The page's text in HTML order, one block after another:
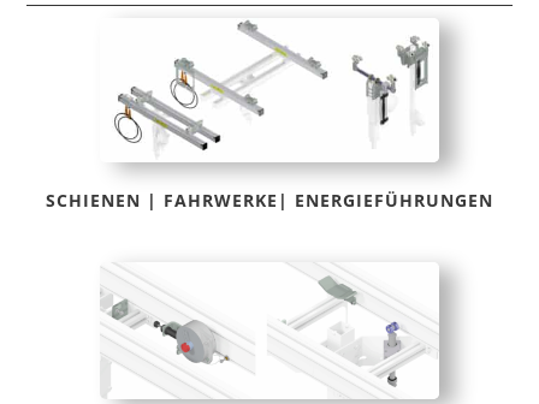
SCHIENEN | FAHRWERKE| ENERGIEFÜHRUNGEN